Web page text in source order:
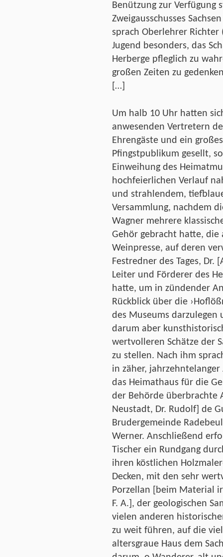
Benützung zur Verfügung
Zweigausschusses
sprach Oberlehrer
Jugend besonders, das
Herberge pfleglich zu
großen Zeiten zu
[…]
Um halb 10 Uhr hatten
anwesenden Vertretern
Ehrengäste und ein
Pfingstpublikum gesellt,
Einweihung des
hochfeierlichen Verlauf
und strahlendem,
Versammlung, nachdem
Wagner mehrere
Gehör gebracht hatte,
Weinpresse, auf deren
Festredner des Tages,
Leiter und Förderer des
hatte, um in zündender
Rückblick über die
des Museums
darum aber
wertvolleren Schätze der
zu stellen. Nach ihm
in zäher,
das Heimathaus für die
der Behörde überbrachte
Neustadt, Dr. Rudolf] de
Brudergemeinde
Werner. Anschließend
Tischer ein Rundgang
ihren köstlichen
Decken, mit den sehr
Porzellan [beim Material
F. A.], der geologischen
vielen anderen
zu weit führen, auf die
altersgraue Haus dem